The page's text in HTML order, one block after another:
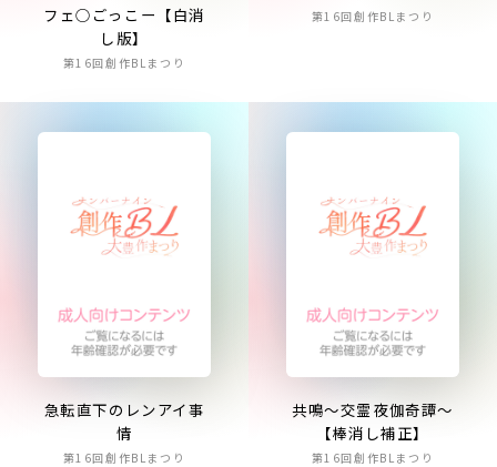
フェ○ごっこー【白消
し版】
第16回創作BLまつり
第16回創作BLまつり
急転直下のレンアイ事
情
第16回創作BLまつり
共鳴～交霊夜伽奇譚～
【棒消し補正】
第16回創作BLまつり